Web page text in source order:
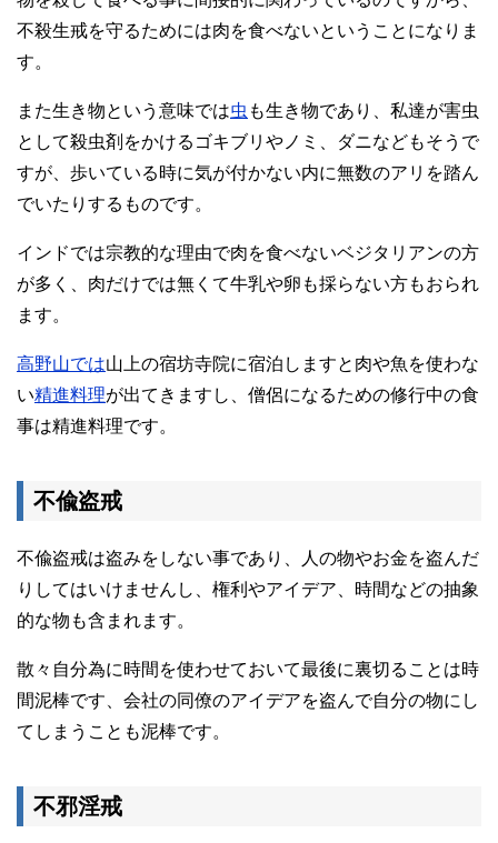
不殺生戒を守るためには肉を食べないということになりま
す。
また生き物という意味では虫 も生き物であり、私達が害虫
として殺虫剤をかけるゴキブリやノミ、ダニなどもそうで
すが、歩いている時に気が付かない内に無数のアリを踏ん
でいたりするものです。
インドでは宗教的な理由で肉を食べないベジタリアンの方
が多く、肉だけでは無くて牛乳や卵も採らない方もおられ
ます。
高野山では山上の宿坊寺院に宿泊しますと肉や魚を使わな
い精進料理が出てきますし、僧侶になるための修行中の食
事は精進料理です。
不偸盗戒
不偸盗戒は盗みをしない事であり、人の物やお金を盗んだ
りしてはいけませんし、権利やアイデア、時間などの抽象
的な物も含まれます。
散々自分為に時間を使わせておいて最後に裏切ることは時
間泥棒です、会社の同僚のアイデアを盗んで自分の物にし
てしまうことも泥棒です。
不邪淫戒